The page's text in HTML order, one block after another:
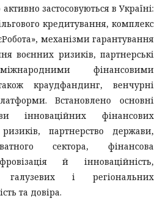
застосовуються в Україні:
кредитування, комплекс
механізми гарантування
воєнних ризиків, партнерські
фінансовими
краудфандинг, венчурні
Встановлено основні
інноваційних фінансових
партнерство держави,
сектора, фінансова
й інноваційність,
і регіональних
та довіра.